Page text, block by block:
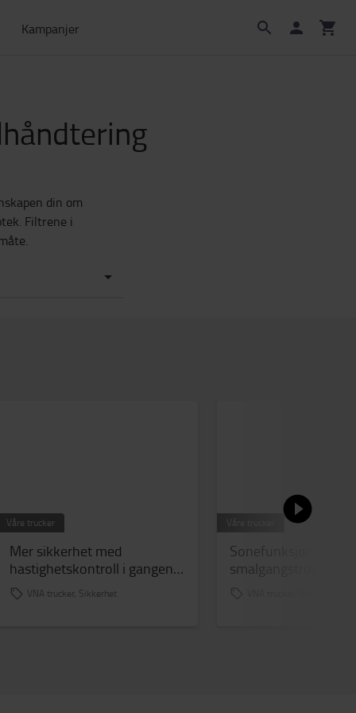
Kampanjer
din om
Filtrene i
Våre trucker
Mer sikkerhet med
hastighetskontroll i gangene
med Toyota
smalgangstrucker
VNA trucker, Sikkerhet
Våre trucker
Sonefunksjonen på
smalgangstruck